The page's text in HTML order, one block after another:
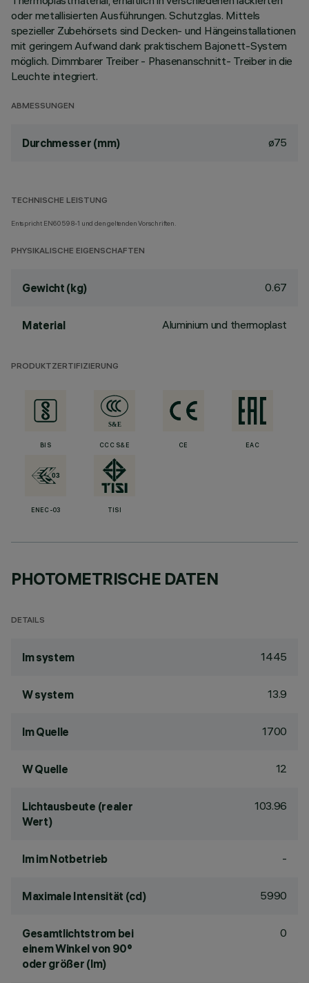
oder metallisierten Ausführungen. Schutzglas. Mittels
spezieller Zubehörsets sind Decken- und Hängeinstallationen
mit geringem Aufwand dank praktischem Bajonett-System
möglich. Dimmbarer Treiber - Phasenanschnitt- Treiber in die
Leuchte integriert.
ABMESSUNGEN
Durchmesser (mm) ø75
TECHNISCHE LEISTUNG
Entspricht EN60598-1 und den geltenden Vorschriften.
PHYSIKALISCHE EIGENSCHAFTEN
Gewicht (kg) 0.67
Material Aluminium und thermoplast
PRODUKTZERTIFIZIERUNG
BIS CCC S&E CE EAC
ENEC-03 TISI
PHOTOMETRISCHE DATEN
DETAILS
lm system 1445
W system 13.9
lm Quelle 1700
W Quelle 12
Lichtausbeute (realer
Wert)
103.96
lm im Notbetrieb -
Maximale Intensität (cd) 5990
Gesamtlichtstrom bei
einem Winkel von 90°
oder größer (lm)
0